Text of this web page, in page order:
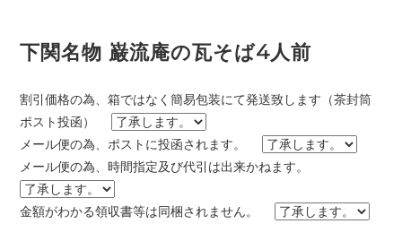
下関名物 巌流庵の瓦そば4人前
割引価格の為、箱ではなく簡易包装にて発送致します（茶封筒
ポスト投函）
メール便の為、ポストに投函されます。
メール便の為、時間指定及び代引は出来かねます。
金額がわかる領収書等は同梱されません。